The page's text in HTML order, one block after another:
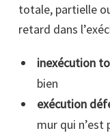
totale, partielle
retard dans
inexécution
bien
exécution
mur qui n’est